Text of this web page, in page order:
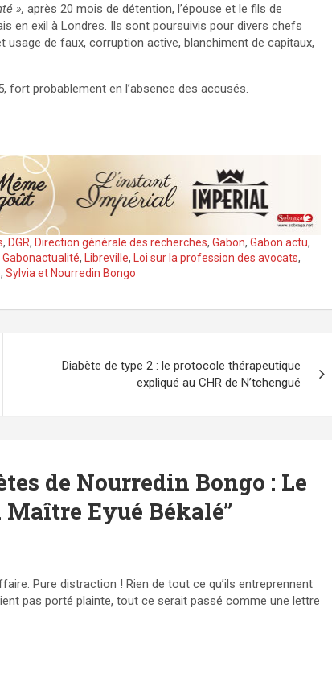
», après 20 mois de détention, l’épouse et le fils de
en exil à Londres. Ils sont poursuivis pour divers chefs
de faux, corruption active, blanchiment de capitaux,
fort probablement en l’absence des accusés.
, DGR, Direction générale des recherches, Gabon, Gabon actu,
Gabonactualité, Libreville, Loi sur la profession des avocats,
, Sylvia et Nourredin Bongo
Diabète de type 2 : le protocole thérapeutique
expliqué au CHR de N’tchengué
de Nourredin Bongo : Le
Maître Eyué Békalé”
Pure distraction ! Rien de tout ce qu’ils entreprennent
pas porté plainte, tout ce serait passé comme une lettre